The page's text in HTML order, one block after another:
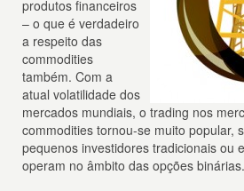
produtos financeiros
– o que é verdadeiro
a respeito das
commodities
também. Com a
atual volatilidade dos
mercados mundiais, o trading nos
commodities tornou-se muito popular,
pequenos investidores tradicionais ou
operam no âmbito das opções binárias.